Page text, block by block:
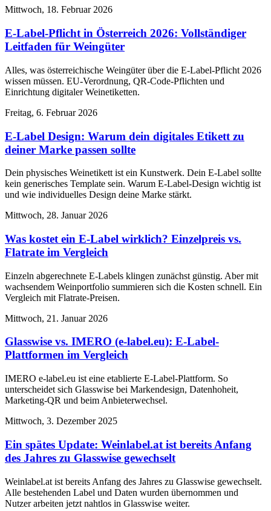
Mittwoch, 18. Februar 2026
E-Label-Pflicht in Österreich 2026: Vollständiger
Leitfaden für Weingüter
Alles, was österreichische Weingüter über die E-Label-Pflicht 2026
wissen müssen. EU-Verordnung, QR-Code-Pflichten und
Einrichtung digitaler Weinetiketten.
Freitag, 6. Februar 2026
E-Label Design: Warum dein digitales Etikett zu
deiner Marke passen sollte
Dein physisches Weinetikett ist ein Kunstwerk. Dein E-Label sollte
kein generisches Template sein. Warum E-Label-Design wichtig ist
und wie individuelles Design deine Marke stärkt.
Mittwoch, 28. Januar 2026
Was kostet ein E-Label wirklich? Einzelpreis vs.
Flatrate im Vergleich
Einzeln abgerechnete E-Labels klingen zunächst günstig. Aber mit
wachsendem Weinportfolio summieren sich die Kosten schnell. Ein
Vergleich mit Flatrate-Preisen.
Mittwoch, 21. Januar 2026
Glasswise vs. IMERO (e-label.eu): E-Label-
Plattformen im Vergleich
IMERO e-label.eu ist eine etablierte E-Label-Plattform. So
unterscheidet sich Glasswise bei Markendesign, Datenhoheit,
Marketing-QR und beim Anbieterwechsel.
Mittwoch, 3. Dezember 2025
Ein spätes Update: Weinlabel.at ist bereits Anfang
des Jahres zu Glasswise gewechselt
Weinlabel.at ist bereits Anfang des Jahres zu Glasswise gewechselt.
Alle bestehenden Label und Daten wurden übernommen und
Nutzer arbeiten jetzt nahtlos in Glasswise weiter.